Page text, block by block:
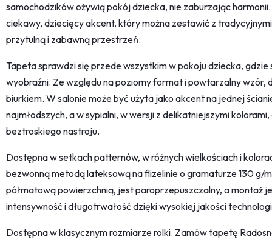
samochodzików ożywią pokój dziecka, nie zaburzając
ciekawy, dziecięcy akcent, który można zestawić z
przytulną i zabawną przestrzeń.
Tapeta sprawdzi się przede wszystkim w pokoju dziecka,
wyobraźni. Ze względu na poziomy format i powtarzalny wzór,
biurkiem. W salonie może być użyta jako akcent na jednej
najmłodszych, a w sypialni, w wersji z delikatniejszymi
beztroskiego nastroju.
Dostępna w setkach patternów, w różnych wielkościach i
bezwonną metodą lateksową na flizelinie o gramaturze 130 g/
półmatową powierzchnią, jest paroprzepuszczalny, a montaż
intensywność i długotrwałość dzięki wysokiej jakości
Dostępna w klasycznym rozmiarze rolki. Zamów tapetę